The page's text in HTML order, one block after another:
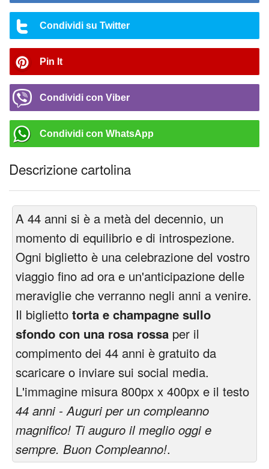
Condividi su Twitter
Pin It
Condividi con Viber
Condividi con WhatsApp
Descrizione cartolina
A 44 anni si è a metà del decennio, un
momento di equilibrio e di introspezione.
Ogni biglietto è una celebrazione del vostro
viaggio fino ad ora e un'anticipazione delle
meraviglie che verranno negli anni a venire.
Il biglietto torta e champagne sullo
sfondo con una rosa rossa per il
compimento dei 44 anni è gratuito da
scaricare o inviare sui social media.
L'immagine misura 800px x 400px e il testo
44 anni - Auguri per un compleanno
magnifico! Ti auguro il meglio oggi e
sempre. Buon Compleanno!.